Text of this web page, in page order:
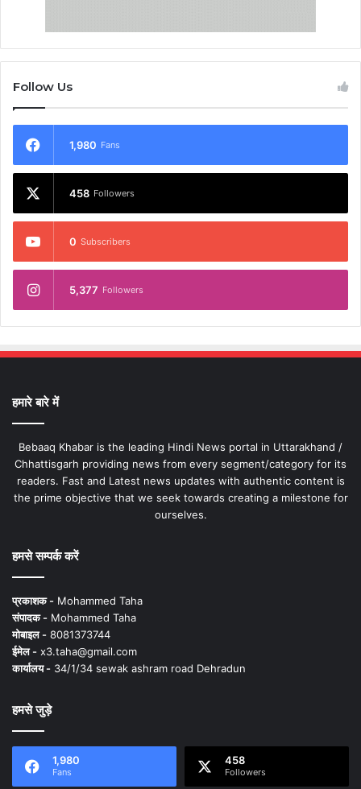
Follow Us
1,980 Fans
458 Followers
0 Subscribers
5,377 Followers
हमारे बारे में
Bebaaq Khabar is the leading Hindi News portal in Uttarakhand /
Chhattisgarh providing news from every segment/category for its
readers. Fast and Latest news updates with authentic content is
the prime objective that we seek towards creating a milestone for
ourselves.
हमसे सम्पर्क करें
प्रकाशक - Mohammed Taha
संपादक - Mohammed Taha
मोबाइल - 8081373744
ईमेल - x3.taha@gmail.com
कार्यालय - 34/1/34 sewak ashram road Dehradun
हमसे जुड़े
1,980
Fans
458
Followers